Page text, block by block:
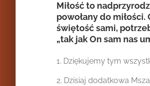
Miłość to
powołany do
świętość sami,
„tak jak On sam nas
1. Dziękujemy tym
2. Dzisiaj dodatkowa